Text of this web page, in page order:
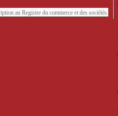
au Registre du commerce et des sociétés.